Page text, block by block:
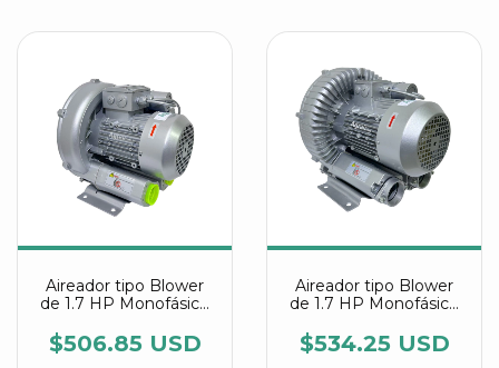
Aireador tipo Blower
de 1.7 HP Monofásico
7AV25
$506.85 USD
Aireador tipo Blower
de 1.7 HP Monofásico
7AA11
$534.25 USD